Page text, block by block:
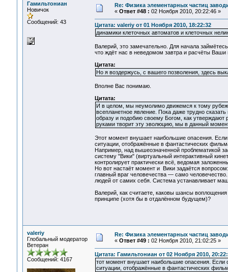
Гамильтониан
Новичок
Сообщений: 43
Re: Физика элементарных частиц
« Ответ #48 : 02 Ноября 2010, 20:22:46 »
Цитата: valeriy от 01 Ноября 2010, 18:22:32
динамики клеточных автоматов и клеточных
Валерий, это замечательно. Для начала
что ждёт нас в неведомом завтра и расчёты Ваши
Цитата:
Но я воздержусь, с вашего позволения, здесь
Вполне Вас понимаю.
Цитата:
И в целом, мы неумолимо движемся к тому
всепланетное явление. Пока даже трудно
образу и подобию своему Богом, как
руками творит эту эволюцию, мы в данный
Этот момент внушает наибольшие опасения.
ситуации, отображённые в фантастических
Например, над вышеозначенной проблематикой
систему "Вики" (виртуальный интерактивный
контролирует практически всё, ведомая
Но вот настаёт момент и Вики задаётся
главный враг человечества — само
людей от самих себя. Система устанавливает
Валерий, как считаете, каковы шансы
принципе (хотя бы в отдалённом будущем)?
valeriy
Глобальный модератор
Ветеран
Сообщений: 4167
Re: Физика элементарных частиц
« Ответ #49 : 02 Ноября 2010, 21:02:25 »
Цитата: Гамильтониан от 02 Ноября 2010,
тот момент внушает наибольшие опасения. Если
ситуации, отображённые в фантастических